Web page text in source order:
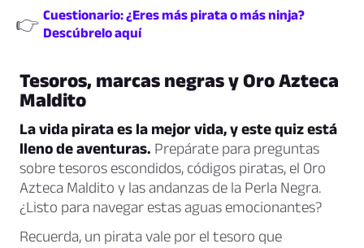
👉 Cuestionario: ¿Eres más pirata o más ninja?
Descúbrelo aquí
Tesoros, marcas negras y Oro Azteca
Maldito
La vida pirata es la mejor vida, y este quiz está
lleno de aventuras. Prepárate para preguntas
sobre tesoros escondidos, códigos piratas, el Oro
Azteca Maldito y las andanzas de la Perla Negra.
¿Listo para navegar estas aguas emocionantes?
Recuerda, un pirata vale por el tesoro que